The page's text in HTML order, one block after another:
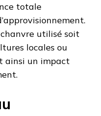
totale
utilisé soit
locales ou
ainsi un impact